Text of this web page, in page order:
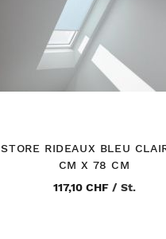
STORE RIDEAUX BLEU
CM X 78 CM
117,10 CHF / St.